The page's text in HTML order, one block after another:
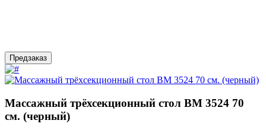
Предзаказ
Массажный трёхсекционный стол BM 3524 70
см. (черный)